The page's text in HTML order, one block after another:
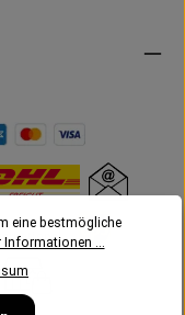
eine bestmögliche
Informationen ...